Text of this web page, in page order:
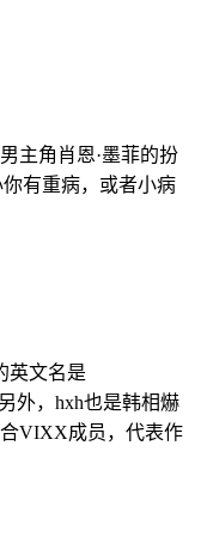
主角肖恩·墨菲的扮
有重病，或者小病
英文名是
外，hxh也是韩相爀
VIXX成员，代表作